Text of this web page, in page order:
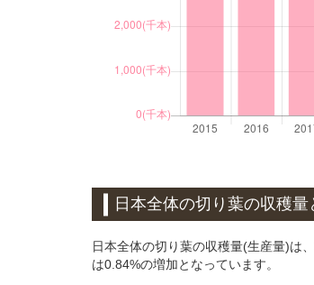
日本全体の切り葉の収穫
日本全体の切り葉の収穫量(生産量)は
は0.84%の増加となっています。